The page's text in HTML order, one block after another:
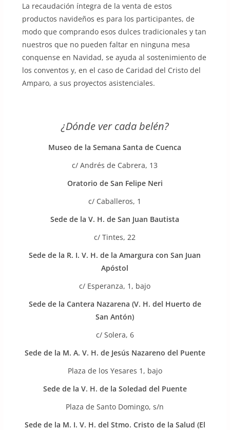
La recaudación íntegra de la venta de estos
productos navideños es para los participantes, de
modo que comprando esos dulces tradicionales y tan
nuestros que no pueden faltar en ninguna mesa
conquense en Navidad, se ayuda al sostenimiento de
los conventos y, en el caso de Caridad del Cristo del
Amparo, a sus proyectos asistenciales.
¿Dónde ver cada belén?
Museo de la Semana Santa de Cuenca
c/ Andrés de Cabrera, 13
Oratorio de San Felipe Neri
c/ Caballeros, 1
Sede de la V. H. de San Juan Bautista
c/ Tintes, 22
Sede de la R. I. V. H. de la Amargura con San Juan
Apóstol
c/ Esperanza, 1, bajo
Sede dela Cantera Nazarena (V. H. del Huerto de
San Antón)
c/ Solera, 6
Sede de la M. A. V. H. de Jesús Nazareno del Puente
Plaza de los Yesares 1, bajo
Sede de la V. H. de la Soledad del Puente
Plaza de Santo Domingo, s/n
Sede de la M. I. V. H. del Stmo. Cristo de la Salud (El